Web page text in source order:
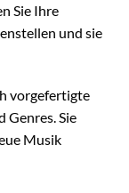
Sie Ihre
und sie
vorgefertigte
Genres. Sie
Musik